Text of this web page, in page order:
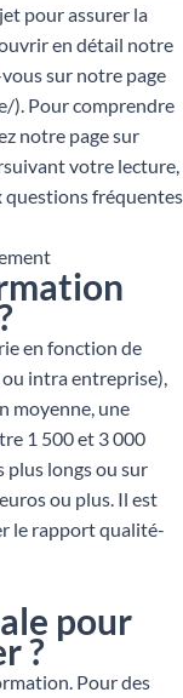
pour assurer la
en détail notre
sur notre page
). Pour comprendre
notre page sur
votre lecture,
questions fréquentes
en fonction de
intra entreprise),
moyenne, une
1 500 et 3 000
plus longs ou sur
ou plus. Il est
le rapport qualité-
pour
?
Pour des